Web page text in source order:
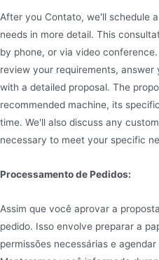
After you Contato, we'll schedule
needs in more detail. This
by phone, or via video
review your requirements, answer
with a detailed proposal. The
recommended machine, its
time. We'll also discuss any
necessary to meet your specific
Processamento de Pedidos:
Assim que você aprovar a
pedido. Isso envolve preparar a
permissões necessárias e